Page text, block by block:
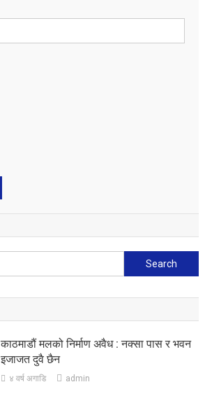
Search
for:
काठमाडौं मलको निर्माण अवैध : नक्सा पास र भवन
इजाजत दुवै छैन
४ वर्ष अगाडि admin